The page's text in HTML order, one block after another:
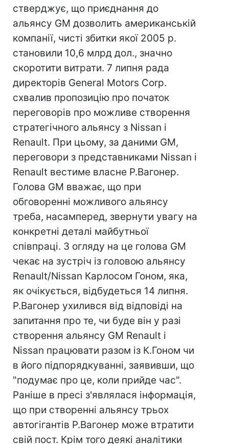
стверджує, що приєднання до
альянсу GM дозволить американській
компанії, чисті збитки якої 2005 р.
становили 10,6 млрд дол., значно
скоротити витрати. 7 липня рада
директорів General Motors Corp.
схвалив пропозицію про початок
переговорів про можливе створення
стратегічного альянсу з Nissan і
Renault. При цьому, за даними GM,
переговори з представниками Nissan і
Renault вестиме власне Р.Вагонер.
Голова GM вважає, що при
обговоренні можливого альянсу
треба, насамперед, звернути увагу на
конкретні деталі майбутньої
співпраці. З огляду на це голова GM
чекає на зустріч із головою альянсу
Renault/Nissan Карлосом Гоном, яка,
як очікується, відбудеться 14 липня.
Р.Вагонер ухилився від відповіді на
запитання про те, чи буде він у разі
створення альянсу GM Renault і
Nissan працювати разом із К.Гоном чи
в його підпорядкуванні, заявивши, що
"подумає про це, коли прийде час".
Раніше в пресі з'являлася інформація,
що при створенні альянсу трьох
автогігантів Р.Вагонер може втратити
свій пост. Крім того деякі аналітики